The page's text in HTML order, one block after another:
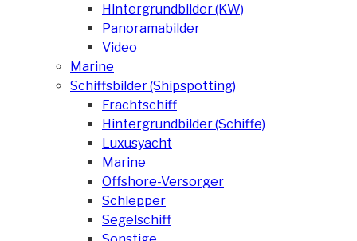
Hintergrundbilder (KW)
Panoramabilder
Video
Marine
Schiffsbilder (Shipspotting)
Frachtschiff
Hintergrundbilder (Schiffe)
Luxusyacht
Marine
Offshore-Versorger
Schlepper
Segelschiff